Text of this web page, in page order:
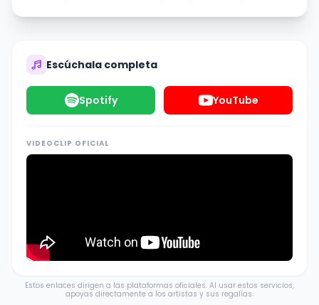
Escúchala completa
Spotify YouTube
VIDEOCLIP OFICIAL
Estos enlaces dirigen a las plataformas oficiales. Al usar estos servicios,
apoyas directamente a los artistas y sus regalías.